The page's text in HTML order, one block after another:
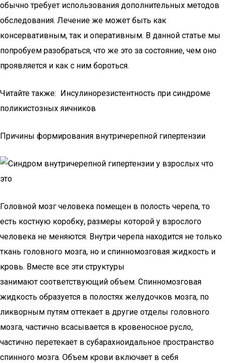
обычно требует использования дополнительных методов
обследования. Лечение же может быть как
консервативным, так и оперативным. В данной статье мы
попробуем разобраться, что же это за состояние, чем оно
проявляется и как с ним бороться.
Читайте также: Инсулинорезистентность при синдроме
поликистозных яичников
Причины формирования внутричерепной гипертензии
Головной мозг человека помещен в полость черепа, то
есть костную коробку, размеры которой у взрослого
человека не меняются. Внутри черепа находится не только
ткань головного мозга, но и спинномозговая жидкость и
кровь. Вместе все эти структуры
занимают соответствующий объем. Спинномозговая
жидкость образуется в полостях желудочков мозга, по
ликворным путям оттекает в другие отделы головного
мозга, частично всасывается в кровеносное русло,
частично перетекает в субарахноидальное пространство
спинного мозга. Объем крови включает в себя